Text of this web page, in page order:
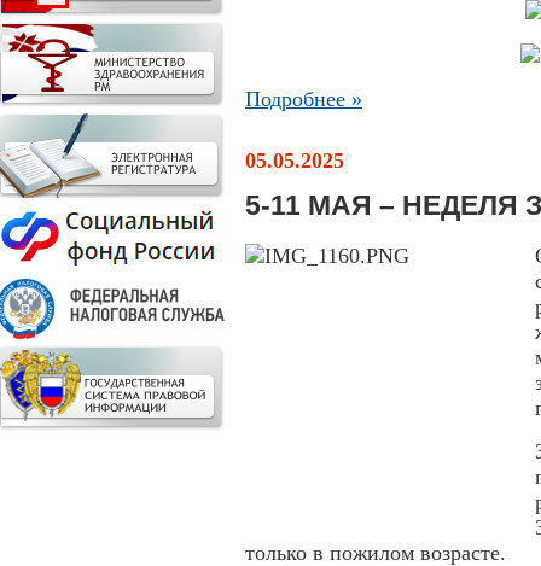
Подробнее »
05.05.2025
5-11 МАЯ – НЕДЕЛЯ
только в пожилом возрасте.